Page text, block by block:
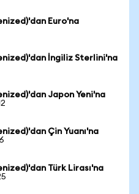
Euro'na
İngiliz Sterlini'na
Japon Yeni'na
Çin Yuanı'na
Türk Lirası'na